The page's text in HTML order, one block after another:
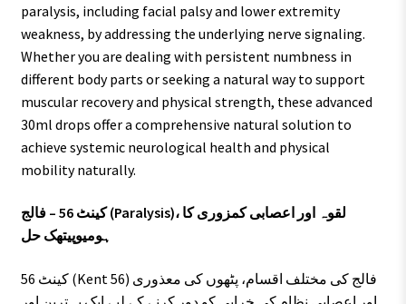
paralysis, including facial palsy and lower extremity
weakness, by addressing the underlying nerve signaling.
Whether you are dealing with persistent numbness in
different body parts or seeking a natural way to support
muscular recovery and physical strength, these advanced
30ml drops offer a comprehensive natural solution to
achieve systemic neurological health and physical
mobility naturally.
کینٹ 56 – فالج (Paralysis)، لقوہ اور اعصابی کمزوری کا
ہومیوپیتھک حل
کینٹ 56 (Kent 56) فالج کی مختلف اقسام، پٹھوں کی معذوری